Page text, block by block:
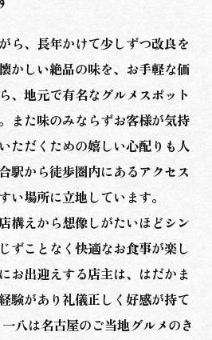
ら、長年かけて少しずつ改良を
かしい絶品の味を、お手軽な価
、地元で有名なグルメスポット
また味のみならずお客様が気持
ただくための嬉しい心配りも人
駅から徒歩圏内にあるアクセス
い場所に立地しています。
構えから想像しがたいほどシン
ずことなく快適なお食事が楽し
お出迎えする店主は、はだかま
験があり礼儀正しく好感が持て
八は名古屋のご当地グルメのき